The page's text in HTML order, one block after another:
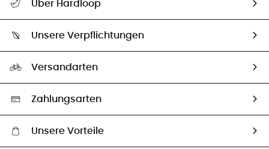
Größentabelle
Vertrag widerrufen
Über Hardloop
Unsere Botschafter
Unsere Verpflichtungen
Auswahl an nachhaltigen Produkten
Versandarten
Zahlungsarten
Unsere Vorteile